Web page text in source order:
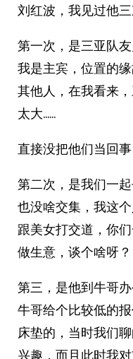
刘红波，我见过他三
第一次，是三亚队
我是主宾，位置的
其他人，在我看来
太大……
直接没把他们当回事
第二次，是我们一
也没啥交集，我这
跟美女打交道，你
做生意，谈个啥呀？
第三，是他到牛哥
牛哥给个比较低的
床垫的，当时我们
兴趣，而且此时我